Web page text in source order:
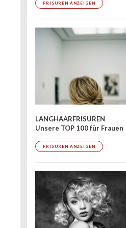
FRISUREN ANZEIGEN
LANGHAARFRISUREN
Unsere TOP 100 für Frauen
FRISUREN ANZEIGEN